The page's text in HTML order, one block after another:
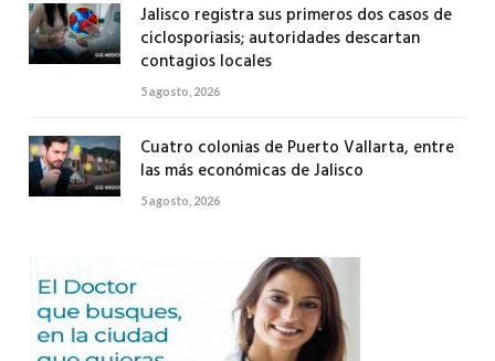
Jalisco registra sus primeros dos casos de
ciclosporiasis; autoridades descartan
contagios locales
5 agosto, 2026
Cuatro colonias de Puerto Vallarta, entre
las más económicas de Jalisco
5 agosto, 2026